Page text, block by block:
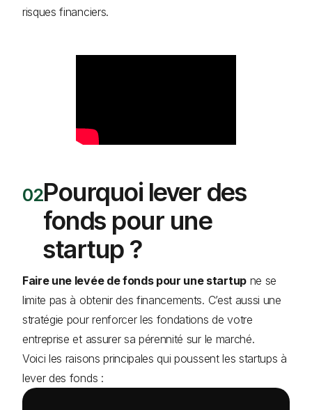
risques financiers.
Pourquoi lever des
fonds pour une
startup ?
Faire une levée de fonds pour une startupne se
limite pas à obtenir des financements. C’est aussi une
stratégie pour renforcer les fondations de votre
entreprise et assurer sa pérennité sur le marché.
Voici les raisons principales qui poussent les startups à
lever des fonds :